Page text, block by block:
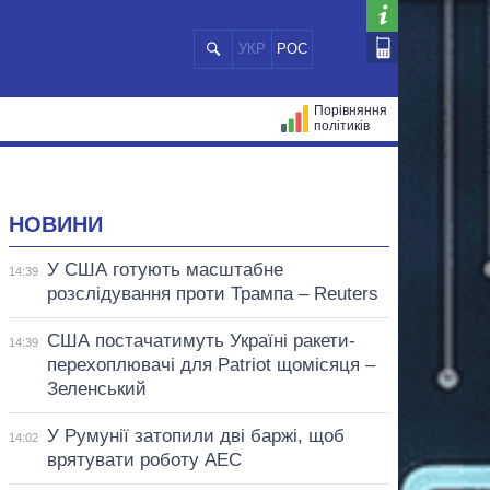
УКР РОС
Порівняння
політиків
НОВИНИ
14:39
У США готують масштабне
розслідування проти Трампа – Reuters
14:39
США постачатимуть Україні ракети-
перехоплювачі для Patriot щомісяця –
Зеленський
14:02
У Румунії затопили дві баржі, щоб
врятувати роботу АЕС